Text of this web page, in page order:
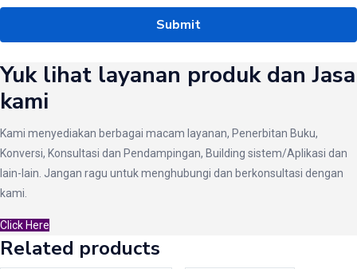
Yuk lihat layanan produk dan Jasa
kami
Kami menyediakan berbagai macam layanan, Penerbitan Buku,
Konversi, Konsultasi dan Pendampingan, Building sistem/Aplikasi dan
lain-lain. Jangan ragu untuk menghubungi dan berkonsultasi dengan
kami.
Click Here
Related products